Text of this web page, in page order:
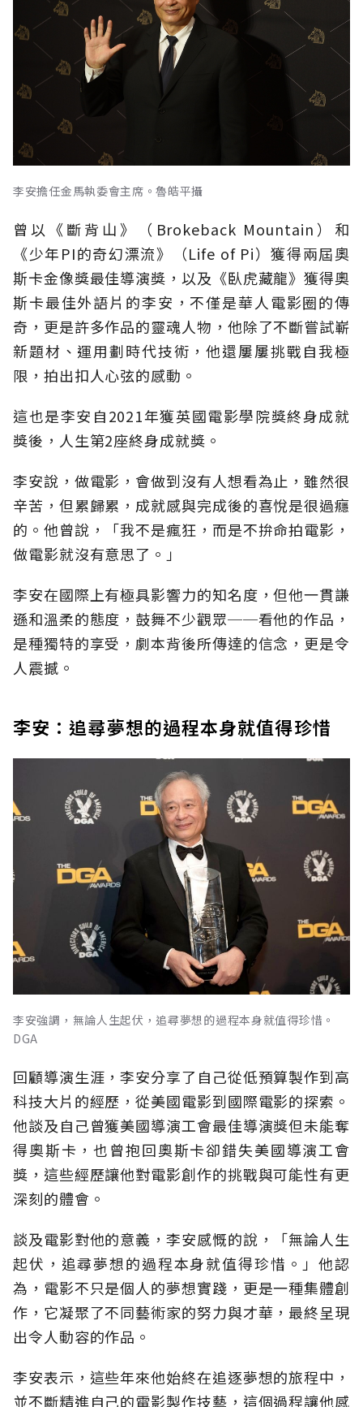
李安擔任金馬執委會主席。魯皓平攝
曾以《斷背山》（Brokeback Mountain）和
《少年PI的奇幻漂流》（Life of Pi）獲得兩屆奧
斯卡金像獎最佳導演獎，以及《臥虎藏龍》獲得奧
斯卡最佳外語片的李安，不僅是華人電影圈的傳
奇，更是許多作品的靈魂人物，他除了不斷嘗試嶄
新題材、運用劃時代技術，他還屢屢挑戰自我極
限，拍出扣人心弦的感動。
這也是李安自2021年獲英國電影學院獎終身成就
獎後，人生第2座終身成就獎。
李安說，做電影，會做到沒有人想看為止，雖然很
辛苦，但累歸累，成就感與完成後的喜悅是很過癮
的。他曾說，「我不是瘋狂，而是不拚命拍電影，
做電影就沒有意思了。」
李安在國際上有極具影響力的知名度，但他一貫謙
遜和溫柔的態度，鼓舞不少觀眾──看他的作品，
是種獨特的享受，劇本背後所傳達的信念，更是令
人震撼。
李安：追尋夢想的過程本身就值得珍惜
李安強調，無論人生起伏，追尋夢想的過程本身就值得珍惜。
DGA
回顧導演生涯，李安分享了自己從低預算製作到高
科技大片的經歷，從美國電影到國際電影的探索。
他談及自己曾獲美國導演工會最佳導演獎但未能奪
得奧斯卡，也曾抱回奧斯卡卻錯失美國導演工會
獎，這些經歷讓他對電影創作的挑戰與可能性有更
深刻的體會。
談及電影對他的意義，李安感慨的說，「無論人生
起伏，追尋夢想的過程本身就值得珍惜。」他認
為，電影不只是個人的夢想實踐，更是一種集體創
作，它凝聚了不同藝術家的努力與才華，最終呈現
出令人動容的作品。
李安表示，這些年來他始終在追逐夢想的旅程中，
並不斷精進自己的電影製作技藝，這個過程讓他感